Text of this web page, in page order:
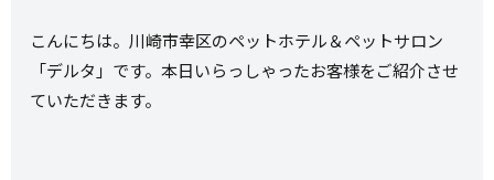
こんにちは。川崎市幸区のペットホテル＆ペットサロン
「デルタ」です。本日いらっしゃったお客様をご紹介させ
ていただきます。